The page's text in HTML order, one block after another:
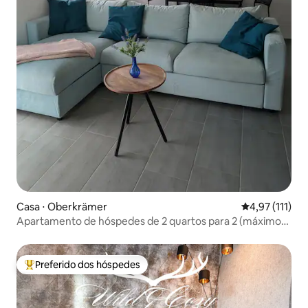
Casa ⋅ Oberkrämer 4,97 de uma
4,97 (111)
Apartamento de hóspedes de 2 quartos para 2 (máximo
Entre os melhores preferidos dos hóspedes
Preferido dos hóspedes